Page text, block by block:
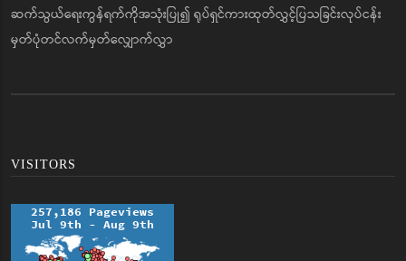
ဆက်သွယ်ရေးကွန်ရက်ကိုအသုံးပြု၍ ရုပ်ရှင်ကားထုတ်လွှင့်ပြသခြင်းလုပ်ငန်း
မှတ်ပုံတင်လက်မှတ်လျှောက်လွှာ
VISITORS